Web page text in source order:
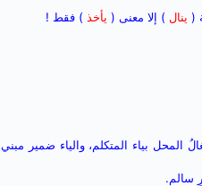
( ينال ) إلا معنى ( يأخذ ) فقط !
المحل بياء المتكلم، والياء ضمير
سالم.